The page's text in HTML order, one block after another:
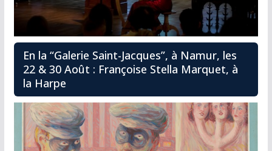
En la “Galerie Saint-Jacques”, à Namur, les
22 & 30 Août : Françoise Stella Marquet, à
la Harpe